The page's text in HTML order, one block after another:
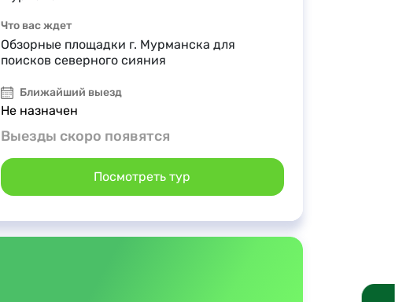
Что вас ждет
Обзорные площадки г. Мурманска для
поисков северного сияния
Ближайший выезд
Не назначен
Выезды скоро появятся
Посмотреть тур